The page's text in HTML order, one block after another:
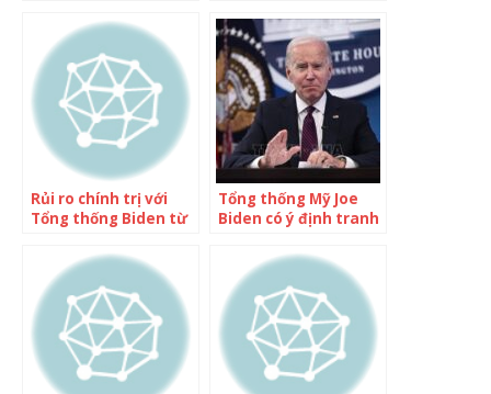
Rủi ro chính trị với
Tổng thống Biden từ
cựu Tổng thống
Trump
Tổng thống Mỹ Joe
Biden có ý định tranh
tổng thống năm 2024